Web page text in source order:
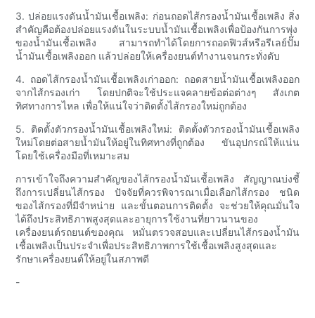
3. ปล่อยแรงดันน้ำมันเชื้อเพลิง: ก่อนถอดไส้กรองน้ำมันเชื้อเพลิง สิ่ง
สำคัญคือต้องปล่อยแรงดันในระบบน้ำมันเชื้อเพลิงเพื่อป้องกันการพุ่ง
ของน้ำมันเชื้อเพลิง สามารถทำได้โดยการถอดฟิวส์หรือรีเลย์ปั๊ม
น้ำมันเชื้อเพลิงออก แล้วปล่อยให้เครื่องยนต์ทำงานจนกระทั่งดับ
4. ถอดไส้กรองน้ำมันเชื้อเพลิงเก่าออก: ถอดสายน้ำมันเชื้อเพลิงออก
จากไส้กรองเก่า โดยปกติจะใช้ประแจคลายข้อต่อต่างๆ สังเกต
ทิศทางการไหล เพื่อให้แน่ใจว่าติดตั้งไส้กรองใหม่ถูกต้อง
5. ติดตั้งตัวกรองน้ำมันเชื้อเพลิงใหม่: ติดตั้งตัวกรองน้ำมันเชื้อเพลิง
ใหม่โดยต่อสายน้ำมันให้อยู่ในทิศทางที่ถูกต้อง ขันอุปกรณ์ให้แน่น
โดยใช้เครื่องมือที่เหมาะสม
การเข้าใจถึงความสำคัญของไส้กรองน้ำมันเชื้อเพลิง สัญญาณบ่งชี้
ถึงการเปลี่ยนไส้กรอง ปัจจัยที่ควรพิจารณาเมื่อเลือกไส้กรอง ชนิด
ของไส้กรองที่มีจำหน่าย และขั้นตอนการติดตั้ง จะช่วยให้คุณมั่นใจ
ได้ถึงประสิทธิภาพสูงสุดและอายุการใช้งานที่ยาวนานของ
เครื่องยนต์รถยนต์ของคุณ หมั่นตรวจสอบและเปลี่ยนไส้กรองน้ำมัน
เชื้อเพลิงเป็นประจำเพื่อประสิทธิภาพการใช้เชื้อเพลิงสูงสุดและ
รักษาเครื่องยนต์ให้อยู่ในสภาพดี
-